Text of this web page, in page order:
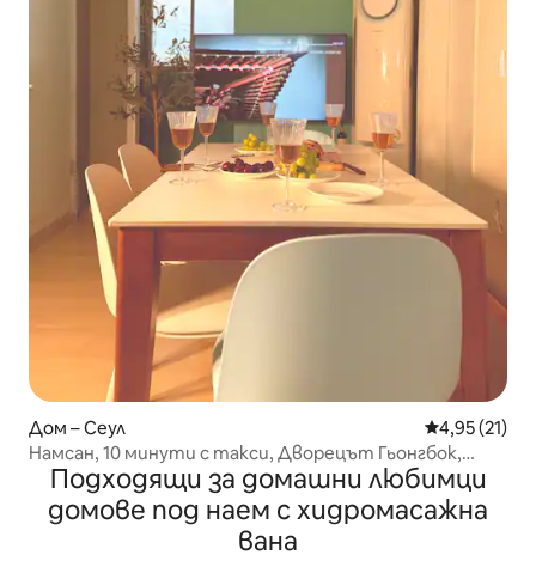
Дом – Сеул Средна
4,95 (21)
Намсан, 10 минути с такси, Дворецът Гьонгбок,
Дворецът Дексу, Болница „Съмсънг“ в Кангбук на 10
минути пеша. 3 стаи. Съхранение на багаж. Плаж с
чадъри
Подходящи за домашни любимци
домове под наем с хидромасажна
вана